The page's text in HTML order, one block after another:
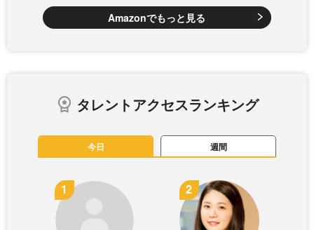
Amazonでもっと見る
タレントアクセスランキング
今日 週間